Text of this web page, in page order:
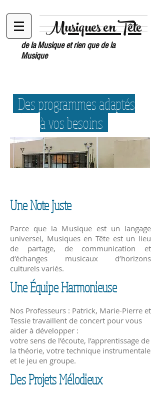
de la Musique et rien que de la
Musique
2025/2026
/Hello Asso
Musiques en Tête
Des programmes adaptés
à vos besoins
Une Note Juste
Parce que la Musique est un langage
universel, Musiques en Tête est un lieu
de partage, de communication et
d’échanges musicaux d’horizons
culturels variés.
Une Équipe Harmonieuse
Nos Professeurs : Patrick, Marie-Pierre et
Tessie travaillent de concert pour vous
aider à développer :
votre sens de l’écoute, l’apprentissage de
la théorie, votre technique instrumentale
et le jeu en groupe.
Des Projets Mélodieux